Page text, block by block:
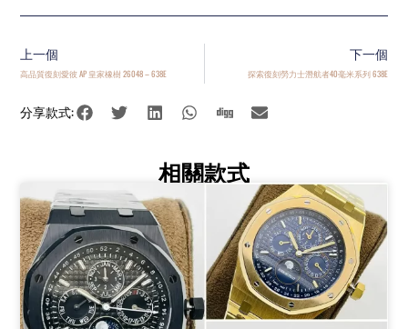
上一個
高品質復刻愛彼 AP 皇家橡樹 26048 – 638E
下一個
探索復刻勞力士潛航者40毫米系列 638E
分享款式:
相關款式